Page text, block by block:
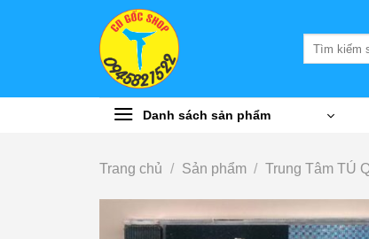
Danh sách sản phẩm
Trang chủ / Sản phẩm / Trung Tâm TÚ